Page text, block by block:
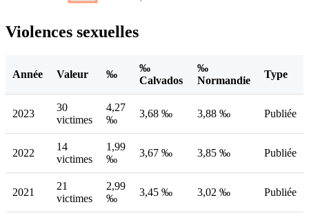
Violences sexuelles
Année Valeur ‰
‰
Calvados
‰
Normandie
Type
2023
30
victimes
4,27
‰
3,68 ‰ 3,88 ‰ Publiée
2022
14
victimes
1,99
‰
3,67 ‰ 3,85 ‰ Publiée
2021
21
victimes
2,99
‰
3,45 ‰ 3,02 ‰ Publiée